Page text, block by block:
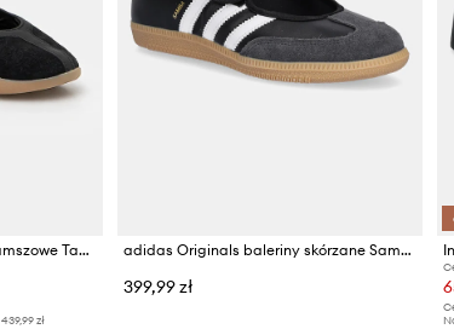
adidas Originals baleriny zamszowe Taekwondo Mei Ballet W
439,99 zł
adidas Originals baleriny skórzane Samba Jane
399,99 zł